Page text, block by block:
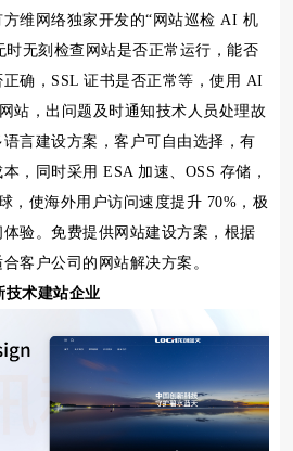
维网络独家开发的“网站巡检 AI 机
无刻检查网站是否正常运行，能否
确，SSL 证书是否正常等，使用 AI
站，出问题及时通知技术人员处理故
言建设方案，客户可自由选择，有
，同时采用 ESA 加速、OSS 存储，
，使海外用户访问速度提升 70%，极
验。免费提供网站建设方案，根据
客户公司的网站解决方案。
技术建站企业